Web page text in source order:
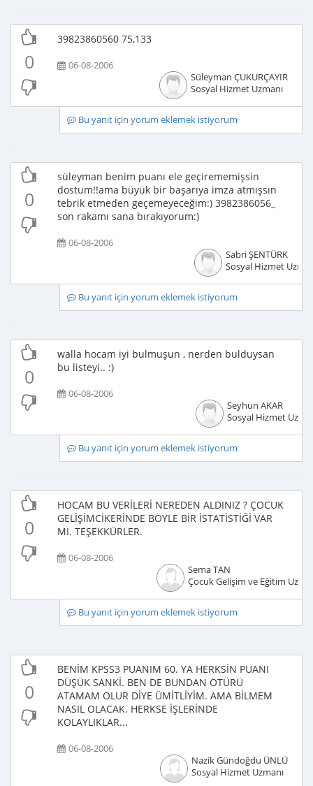
0
39823860560 75,133
06-08-2006
Süleyman ÇUKURÇAYIR
Sosyal Hizmet Uzmanı
Bu yanıt için yorum eklemek istiyorum
0
süleyman benim puanı ele geçirememişsin
dostum!!ama büyük bir başarıya imza atmışsın
tebrik etmeden geçemeyeceğim:) 3982386056_
son rakamı sana bırakıyorum:)
06-08-2006
Sabri ŞENTÜRK
Sosyal Hizmet
Bu yanıt için yorum eklemek istiyorum
0
walla hocam iyi bulmuşun , nerden bulduysan
bu listeyi.. :)
06-08-2006
Seyhun AKAR
Sosyal Hizmet
Bu yanıt için yorum eklemek istiyorum
0
HOCAM BU VERİLERİ NEREDEN ALDINIZ ? ÇOCUK
GELİŞİMCİKERİNDE BÖYLE BİR İSTATİSTİĞİ VAR
MI. TEŞEKKÜRLER.
06-08-2006
Sema TAN
Çocuk Gelişim ve Eğitim
Bu yanıt için yorum eklemek istiyorum
0
BENİM KPSS3 PUANIM 60. YA HERKSİN PUANI
DÜŞÜK SANKİ. BEN DE BUNDAN ÖTÜRÜ
ATAMAM OLUR DİYE ÜMİTLİYİM. AMA BİLMEM
NASIL OLACAK. HERKSE İŞLERİNDE
KOLAYLIKLAR...
06-08-2006
Nazik Gündoğdu ÜNLÜ
Sosyal Hizmet Uzmanı